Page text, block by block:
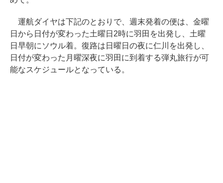
運航ダイヤは下記のとおりで、週末発着の便は、金曜
日から日付が変わった土曜日2時に羽田を出発し、土曜
日早朝にソウル着。復路は日曜日の夜に仁川を出発し、
日付が変わった月曜深夜に羽田に到着する弾丸旅行が可
能なスケジュールとなっている。